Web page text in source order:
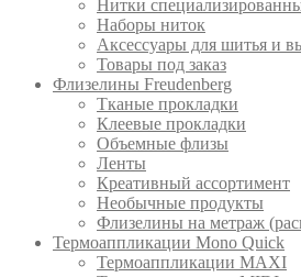
Нитки
Наборы ниток
Аксессуары для шитья и
Товары под заказ
Флизелины Freudenberg
Тканые прокладки
Клеевые прокладки
Объемные флизы
Ленты
Креативный ассортимент
Необычные продукты
Флизелины на метраж
Термоаппликации Mono Quick
Термоаппликации MAXI